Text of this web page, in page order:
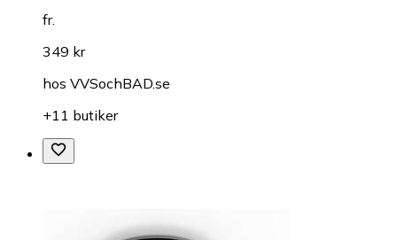
fr.
349 kr
hos VVSochBAD.se
+11 butiker